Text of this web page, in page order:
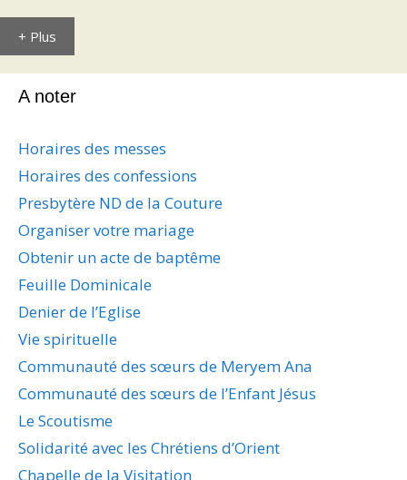
+ Plus
A noter
Horaires des messes
Horaires des confessions
Presbytère ND de la Couture
Organiser votre mariage
Obtenir un acte de baptême
Feuille Dominicale
Denier de l’Eglise
Vie spirituelle
Communauté des sœurs de Meryem Ana
Communauté des sœurs de l’Enfant Jésus
Le Scoutisme
Solidarité avec les Chrétiens d’Orient
Chapelle de la Visitation